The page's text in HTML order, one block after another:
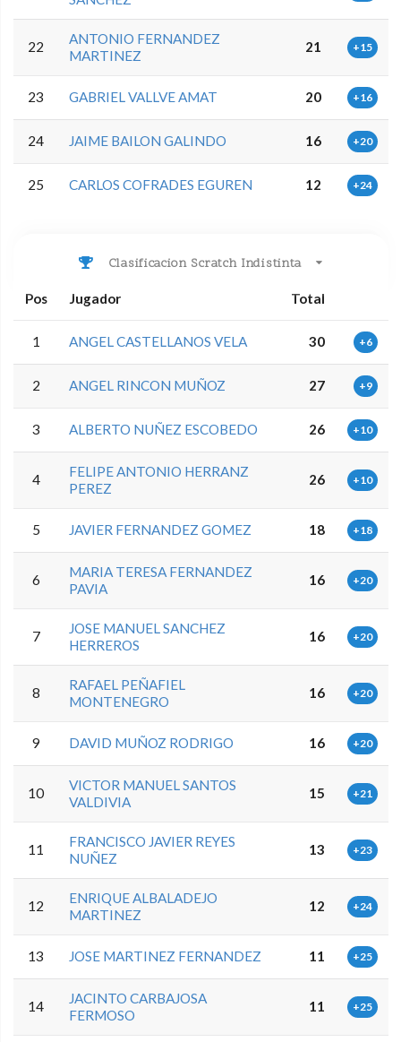
22
ANTONIO FERNANDEZ
MARTINEZ
21 +15
23 GABRIEL VALLVE AMAT 20 +16
24 JAIME BAILON GALINDO 16 +20
25 CARLOS COFRADES EGUREN 12 +24
Clasificacion Scratch Indistinta
Pos Jugador Total
1 ANGEL CASTELLANOS VELA 30 +6
2 ANGEL RINCON MUÑOZ 27 +9
3 ALBERTO NUÑEZ ESCOBEDO 26 +10
4
FELIPE ANTONIO HERRANZ
PEREZ
26 +10
5 JAVIER FERNANDEZ GOMEZ 18 +18
6
MARIA TERESA FERNANDEZ
PAVIA
16 +20
7
JOSE MANUEL SANCHEZ
HERREROS
16 +20
8
RAFAEL PEÑAFIEL
MONTENEGRO
16 +20
9 DAVID MUÑOZ RODRIGO 16 +20
10
VICTOR MANUEL SANTOS
VALDIVIA
15 +21
11
FRANCISCO JAVIER REYES
NUÑEZ
13 +23
12
ENRIQUE ALBALADEJO
MARTINEZ
12 +24
13 JOSE MARTINEZ FERNANDEZ 11 +25
14
JACINTO CARBAJOSA
FERMOSO
11 +25